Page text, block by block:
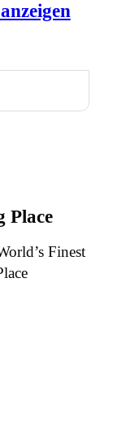
Place
Finest